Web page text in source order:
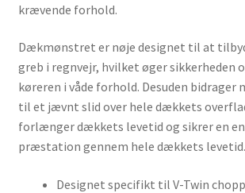
krævende forhold.
Dækmønstret er nøje designet til at
greb i regnvejr, hvilket øger sikkerheden
køreren i våde forhold. Desuden bidrager
til et jævnt slid over hele dækkets
forlænger dækkets levetid og sikrer en
præstation gennem hele dækkets levetid.
Designet specifikt til V-Twin